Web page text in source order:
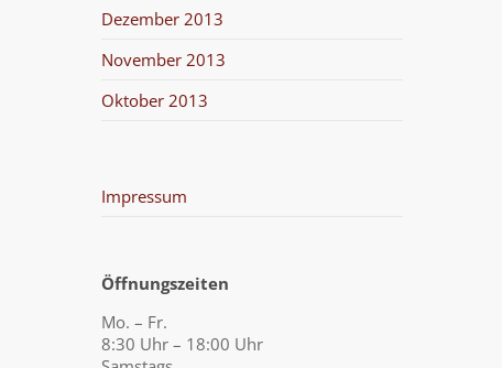
Dezember 2013
November 2013
Oktober 2013
Impressum
Öffnungszeiten
Mo. – Fr.
8:30 Uhr – 18:00 Uhr